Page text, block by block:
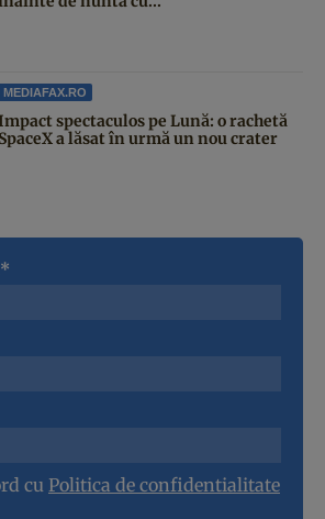
MEDIAFAX.RO
spectaculos pe Lună: o rachetă
SpaceX a lăsat în urmă un nou crater
cu Politica de confidentialitate